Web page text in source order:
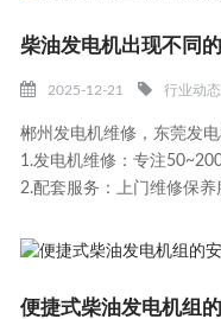
柴油发电机出现不同
2025-12-21 行业动态
郴州发电机维修，东莞发
1.发电机维修：专注
2.配套服务：上门维修保
便捷式柴油发电机组